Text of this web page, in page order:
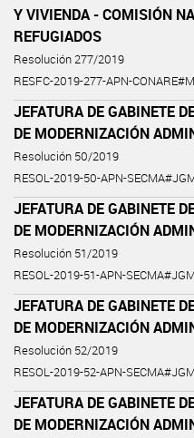
Y VIVIENDA - COMISIÓN
REFUGIADOS
Resolución 277/2019
RESFC-2019-277-APN-
JEFATURA DE GABINETE
DE MODERNIZACIÓN
Resolución 50/2019
RESOL-2019-50-APN-
JEFATURA DE GABINETE
DE MODERNIZACIÓN
Resolución 51/2019
RESOL-2019-51-APN-SECMA#JGM
JEFATURA DE GABINETE
DE MODERNIZACIÓN
Resolución 52/2019
RESOL-2019-52-APN-SECMA#JGM
JEFATURA DE GABINETE
DE MODERNIZACIÓN